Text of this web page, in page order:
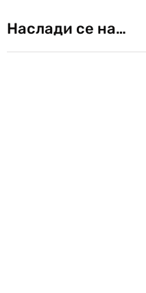
Наслади се на…